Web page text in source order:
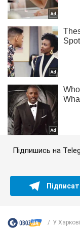
Підпишись на
У